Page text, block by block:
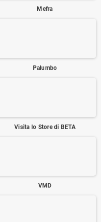
Mefra
Palumbo
Visita lo Store di BETA
VMD